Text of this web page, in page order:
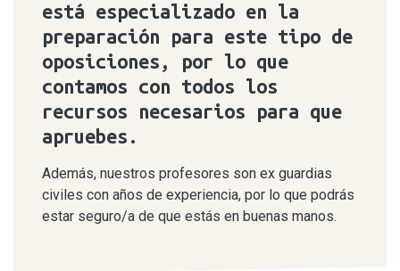
está especializado en la
preparación para este tipo de
oposiciones, por lo que
contamos con todos los
recursos necesarios para que
apruebes.
Además, nuestros profesores son ex guardias
civiles con años de experiencia, por lo que podrás
estar seguro/a de que estás en buenas manos.